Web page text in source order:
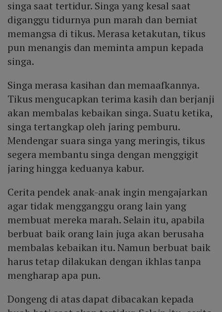
singa saat tertidur. Singa yang kesal saat
diganggu tidurnya pun marah dan berniat
memangsa di tikus. Merasa ketakutan, tikus
pun menangis dan meminta ampun kepada
singa.
Singa merasa kasihan dan memaafkannya.
Tikus mengucapkan terima kasih dan berjanji
akan membalas kebaikan singa. Suatu ketika,
singa tertangkap oleh jaring pemburu.
Mendengar suara singa yang meringis, tikus
segera membantu singa dengan menggigit
jaring hingga keduanya kabur.
Cerita pendek anak-anak ingin mengajarkan
agar tidak mengganggu orang lain yang
membuat mereka marah. Selain itu, apabila
berbuat baik orang lain juga akan berusaha
membalas kebaikan itu. Namun berbuat baik
harus tetap dilakukan dengan ikhlas tanpa
mengharap apa pun.
Dongeng di atas dapat dibacakan kepada